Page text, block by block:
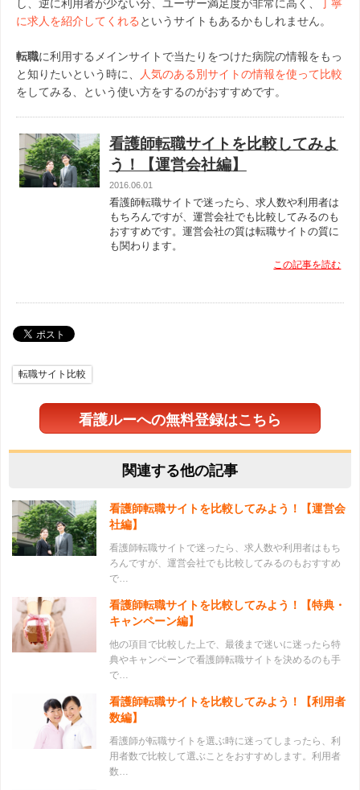
し、逆に利用者が少ない分、ユーザー満足度が非常に高く、
丁寧
に求人を紹介してくれる というサイトもあるかもしれません。
転職に利用するメインサイトで当たりをつけた病院の情報をもっ
と知りたいという時に、
人気のある別サイトの情報を使って比較
をしてみる、という使い方をするのがおすすめです。
看護師転職サイトを比較してみよ
う！【運営会社編】
2016.06.01
看護師転職サイトで迷ったら、求人数や利用者は
もちろんですが、運営会社でも比較してみるのも
おすすめです。運営会社の質は転職サイトの質に
も関わります。
この記事を読む
転職サイト比較
看護ルーへの無料登録はこちら
関連する他の記事
看護師転職サイトを比較してみよう！【運営会
社編】
看護師転職サイトで迷ったら、求人数や利用者はもち
ろんですが、運営会社でも比較してみるのもおすすめ
で…
看護師転職サイトを比較してみよう！【特典・
キャンペーン編】
他の項目で比較した上で、最後まで迷いに迷ったら特
典やキャンペーンで看護師転職サイトを決めるのも手
で…
看護師転職サイトを比較してみよう！【利用者
数編】
看護師が転職サイトを選ぶ時に迷ってしまったら、利
用者数で比較して選ぶことをおすすめします。利用者
数…